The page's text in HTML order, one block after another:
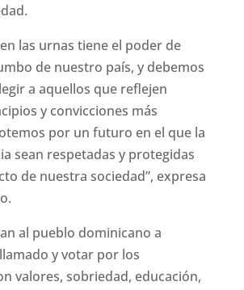
las urnas tiene el poder de
de nuestro país, y debemos
a aquellos que reflejen
y convicciones más
por un futuro en el que la
sean respetadas y protegidas
de nuestra sociedad”, expresa
al pueblo dominicano a
y votar por los
valores, sobriedad, educación,